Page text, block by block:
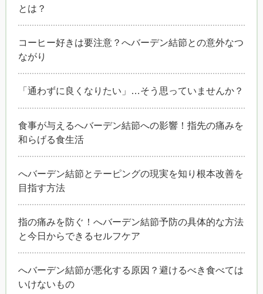
とは？
コーヒー好きは要注意？へバーデン結節との意外なつ
ながり
「通わずに良くなりたい」…そう思っていませんか？
食事が与えるへバーデン結節への影響！指先の痛みを
和らげる食生活
へバーデン結節とテーピングの現実を知り根本改善を
目指す方法
指の痛みを防ぐ！へバーデン結節予防の具体的な方法
と今日からできるセルフケア
へバーデン結節が悪化する原因？避けるべき食べては
いけないもの